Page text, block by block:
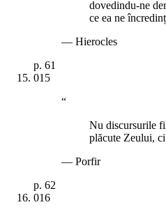
dovedindu-ne
ce ea ne
— Hierocles
p. 61
015
“
Nu discursurile
plăcute Zeului,
— Porfir
p. 62
016